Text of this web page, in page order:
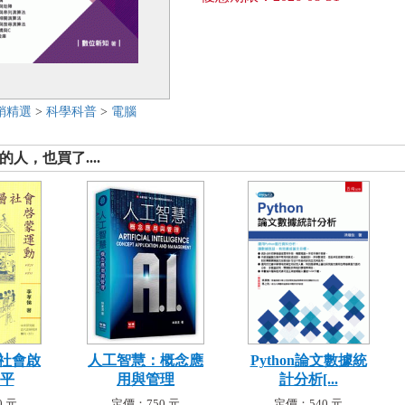
精選 > 科學科普 > 電腦
人，也買了....
會啟
人工智慧：概念應
用與管理
Python論文數據統
計分析[...